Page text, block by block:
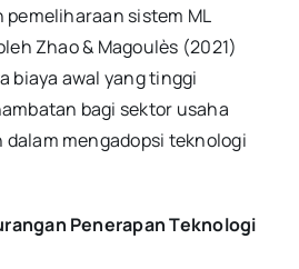
pemeliharaan sistem ML
Zhao & Magoulès (2021)
biaya awal yang tinggi
bagi sektor usaha
mengadopsi teknologi
Penerapan Teknologi